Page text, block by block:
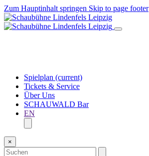
Zum Hauptinhalt springen Skip to page footer
Spielplan (current)
Tickets & Service
Über Uns
SCHAUWALD Bar
EN
×